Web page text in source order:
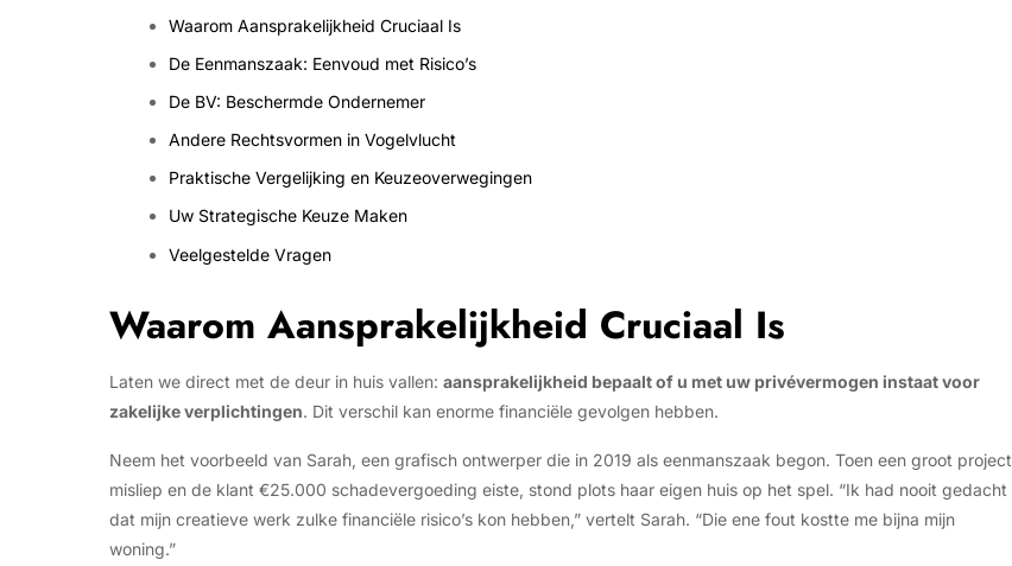
Waarom Aansprakelijkheid Cruciaal Is
De Eenmanszaak: Eenvoud met Risico’s
De BV: Beschermde Ondernemer
Andere Rechtsvormen in Vogelvlucht
Praktische Vergelijking en Keuzeoverwegingen
Uw Strategische Keuze Maken
Veelgestelde Vragen
Waarom Aansprakelijkheid Cruciaal Is
Laten we direct met de deur in huis vallen: aansprakelijkheid bepaalt of u met uw privévermogen instaat voor
zakelijke verplichtingen. Dit verschil kan enorme financiële gevolgen hebben.
Neem het voorbeeld van Sarah, een grafisch ontwerper die in 2019 als eenmanszaak begon. Toen een groot project
misliep en de klant €25.000 schadevergoeding eiste, stond plots haar eigen huis op het spel. “Ik had nooit gedacht
dat mijn creatieve werk zulke financiële risico’s kon hebben,” vertelt Sarah. “Die ene fout kostte me bijna mijn
woning.”